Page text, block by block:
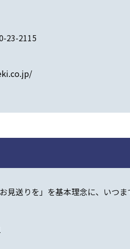
23-2115
見送りを」を基本理念に、いつ